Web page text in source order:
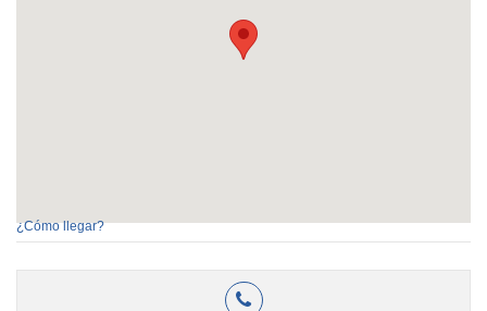
¿Cómo llegar?